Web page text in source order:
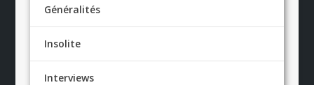
Généralités
Insolite
Interviews